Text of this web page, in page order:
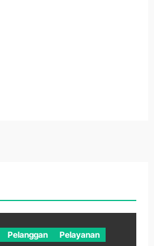
Pelanggan Pelayanan